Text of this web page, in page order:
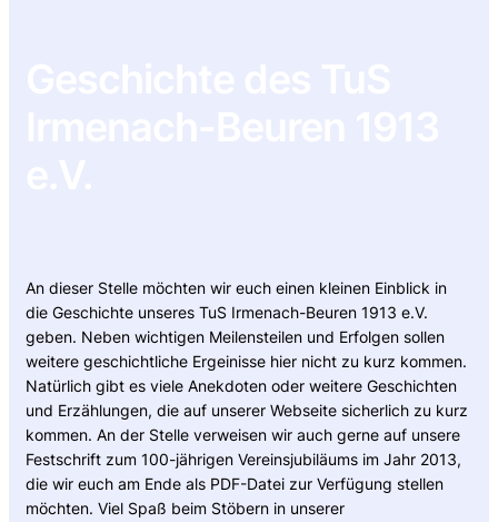
An dieser Stelle möchten wir euch einen kleinen Einblick in
die Geschichte unseres TuS Irmenach-Beuren 1913 e.V.
geben. Neben wichtigen Meilensteilen und Erfolgen sollen
weitere geschichtliche Ergeinisse hier nicht zu kurz kommen.
Natürlich gibt es viele Anekdoten oder weitere Geschichten
und Erzählungen, die auf unserer Webseite sicherlich zu kurz
kommen. An der Stelle verweisen wir auch gerne auf unsere
Festschrift zum 100-jährigen Vereinsjubiläums im Jahr 2013,
die wir euch am Ende als PDF-Datei zur Verfügung stellen
möchten. Viel Spaß beim Stöbern in unserer